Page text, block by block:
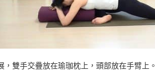
，雙手交疊放在瑜珈枕上，頭部放在手臂上。